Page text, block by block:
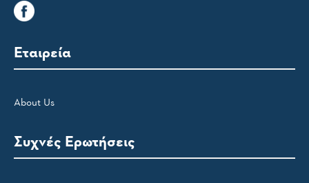
Εταιρεία
About Us
Συχνές Ερωτήσεις